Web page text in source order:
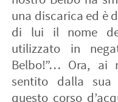
una discarica ed è
di lui il nome
utilizzato in
Belbo!”… Ora, ai
sentito dalla
questo corso